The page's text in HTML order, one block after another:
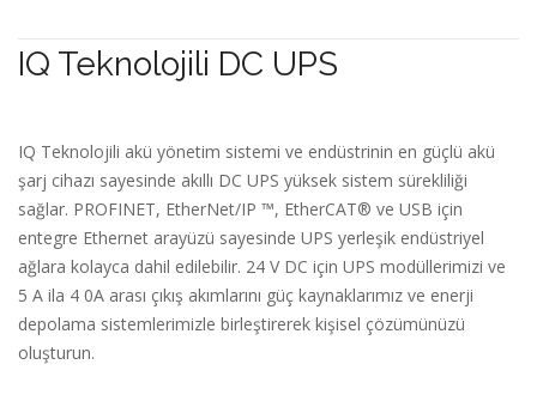
IQ Teknolojili DC UPS
IQ Teknolojili akü yönetim sistemi ve endüstrinin en güçlü akü
şarj cihazı sayesinde akıllı DC UPS yüksek sistem sürekliliği
sağlar. PROFINET, EtherNet/IP ™, EtherCAT® ve USB için
entegre Ethernet arayüzü sayesinde UPS yerleşik endüstriyel
ağlara kolayca dahil edilebilir. 24 V DC için UPS modüllerimizi ve
5 A ila 4 0A arası çıkış akımlarını güç kaynaklarımız ve enerji
depolama sistemlerimizle birleştirerek kişisel çözümünüzü
oluşturun.